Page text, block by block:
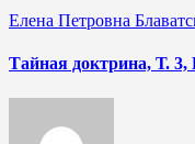
Елена Петровна
Тайная доктрина, Т. 3,